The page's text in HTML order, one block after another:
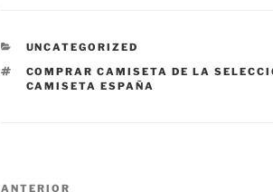
CATEGORÍAS
UNCATEGORIZED
ETIQUETAS
COMPRAR CAMISETA DE LA
CAMISETA ESPAÑA
Navegación
ANTERIOR